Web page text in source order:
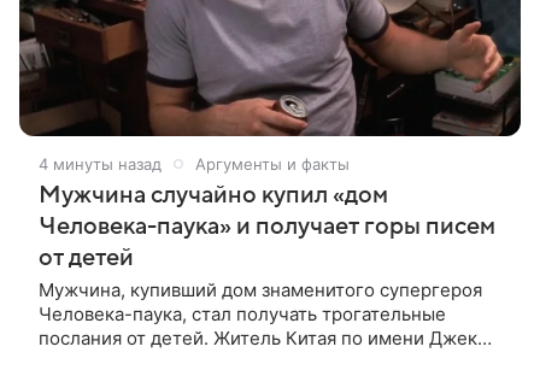
4 минуты назад Аргументы и факты
Мужчина случайно купил «дом
Человека-паука» и получает горы писем
от детей
Мужчина, купивший дом знаменитого супергероя
Человека-паука, стал получать трогательные
послания от детей. Житель Китая по имени Джек